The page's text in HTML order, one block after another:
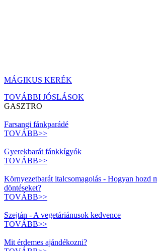
MÁGIKUS KERÉK
TOVÁBBI JÓSLÁSOK
GASZTRO
Farsangi fánkparádé
TOVÁBB>>
Gyerekbarát fánkkígyók
TOVÁBB>>
Környezetbarát italcsomagolás - Hogyan hozd
döntéseket?
TOVÁBB>>
Szejtán - A vegetáriánusok kedvence
TOVÁBB>>
Mit érdemes ajándékozni?